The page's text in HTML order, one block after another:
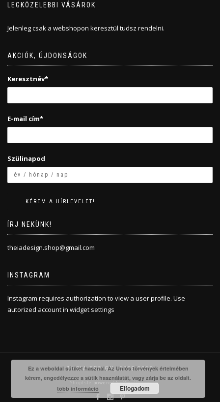
LEGKÖZELEBBI VÁSÁROK
Jelenleg csak a webshopon keresztül tudsz rendelni.
AKCIÓK, ÚJDONSÁGOK
Keresztnév*
E-mail cím*
Szülinapod
ÍRJ NEKÜNK!
theiadesign.shop@gmail.com
INSTAGRAM
Instagram requires authorization to view a user profile. Use
autorized account in widget settings
THEIA DESIGN, 2008-2020
powered byWordPress
Ez a weboldal sütiket használ. Az Uniós törvények értelmében
kérem, engedélyezze a sütik használatát, vagy zárja be az oldalt.
több információ
Elfogadom